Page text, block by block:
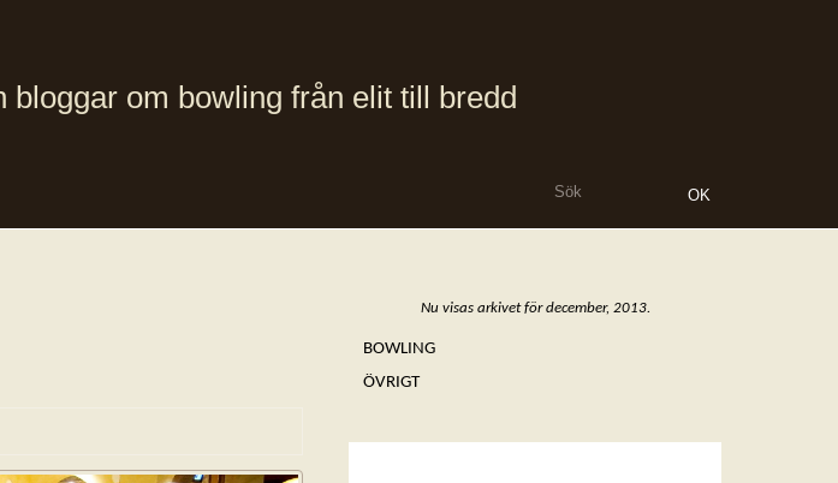
bloggar om bowling från elit till bredd
Nu visas arkivet för december, 2013.
BOWLING
ÖVRIGT